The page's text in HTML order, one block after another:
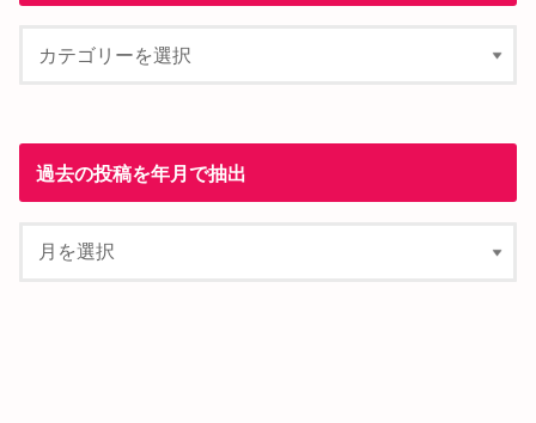
過去の投稿を年月で抽出